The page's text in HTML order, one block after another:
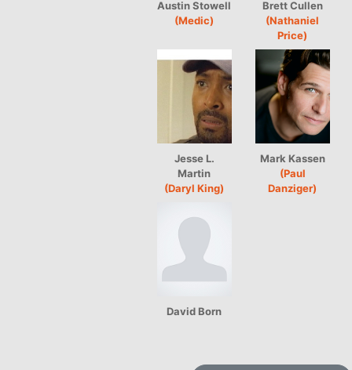
Austin Stowell
(Medic)
Brett Cullen
(Nathaniel
Price)
Jesse L.
Martin
(Daryl King)
Mark Kassen
(Paul
Danziger)
David Born